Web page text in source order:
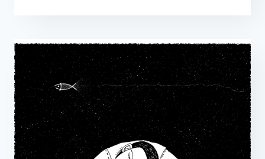
NIÑOS
A
SOBRELLEVAR
LA
SITUACIÓN